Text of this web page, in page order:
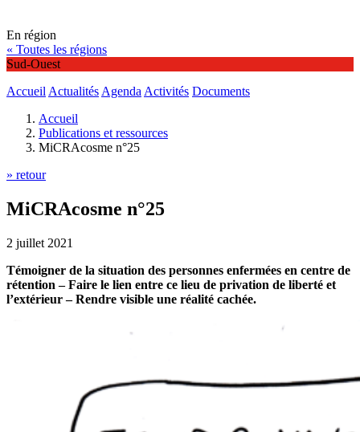
En région
« Toutes les régions
Sud-Ouest
Accueil Actualités Agenda Activités Documents
Accueil
Publications et ressources
MiCRAcosme n°25
» retour
MiCRAcosme n°25
2 juillet 2021
Témoigner de la situation des personnes enfermées en centre de
rétention – Faire le lien entre ce lieu de privation de liberté et
l’extérieur – Rendre visible une réalité cachée.